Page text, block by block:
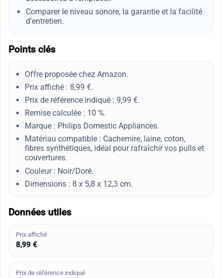
Comparer le niveau sonore, la garantie et la facilité
d’entretien.
Points clés
Offre proposée chez Amazon.
Prix affiché : 8,99 €.
Prix de référence indiqué : 9,99 €.
Remise calculée : 10 %.
Marque : Philips Domestic Appliances.
Matériau compatible : Cachemire, laine, coton,
fibres synthétiques, idéal pour rafraîchir vos pulls et
couvertures.
Couleur : Noir/Doré.
Dimensions : 8 x 5,8 x 12,3 cm.
Données utiles
Prix affiché
8,99 €
Prix de référence indiqué